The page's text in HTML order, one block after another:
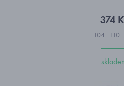
374
104 110